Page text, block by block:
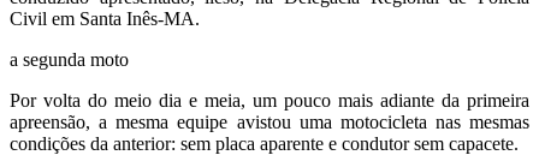
Civil em Santa Inês-MA.
a segunda moto
Por volta do meio dia e meia, um pouco mais adiante da primeira
apreensão, a mesma equipe avistou uma motocicleta nas mesmas
condições da anterior: sem placa aparente e condutor sem capacete.